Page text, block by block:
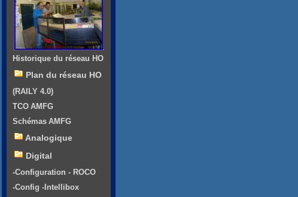
Historique du réseau HO
Plan du réseau HO
(RAILY 4.0)
TCO AMFG
Schémas AMFG
Analogique
Digital
-Configuration - ROCO
-Config -Intellibox